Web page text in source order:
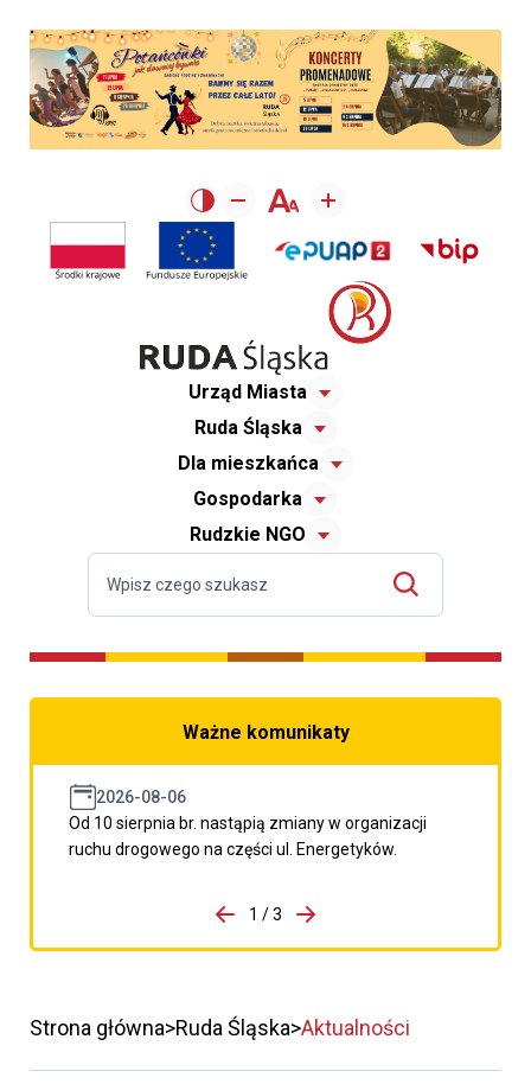
Urząd Miasta
Ruda Śląska
Dla mieszkańca
Gospodarka
Rudzkie NGO
Ważne komunikaty
2026-08-06
Od 10 sierpnia br. nastąpią zmiany w organizacji
ruchu drogowego na części ul. Energetyków.
porzpedniego komunikatu
1 / 3
Przejdź do następnego
Strona główna Ruda Śląska Aktualności